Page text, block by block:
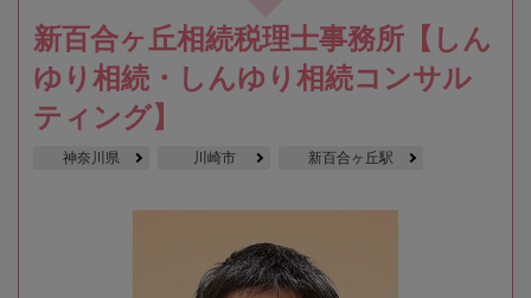
新百合ヶ丘相続税理士事務所【しん
ゆり相続・しんゆり相続コンサル
ティング】
神奈川県 川崎市 新百合ヶ丘駅